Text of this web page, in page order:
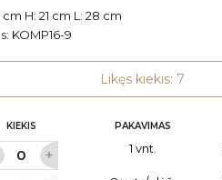
cm H: 21 cm L: 28 cm
KOMP16-9
Likęs kiekis: 7
KIEKIS PAKAVIMAS
1 vnt.